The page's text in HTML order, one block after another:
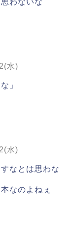
わないな
水)
」
水)
なとは思わな
なのよねぇ